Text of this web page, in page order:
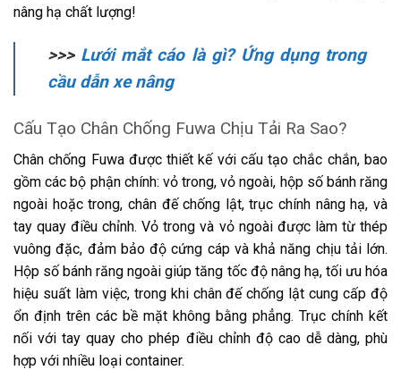
nâng hạ chất lượng!
>>> Lưới mắt cáo là gì? Ứng dụng trong
cầu dẫn xe nâng
Cấu Tạo Chân Chống Fuwa Chịu Tải Ra Sao?
Chân chống Fuwa được thiết kế với cấu tạo chắc chắn, bao
gồm các bộ phận chính: vỏ trong, vỏ ngoài, hộp số bánh răng
ngoài hoặc trong, chân đế chống lật, trục chính nâng hạ, và
tay quay điều chỉnh. Vỏ trong và vỏ ngoài được làm từ thép
vuông đặc, đảm bảo độ cứng cáp và khả năng chịu tải lớn.
Hộp số bánh răng ngoài giúp tăng tốc độ nâng hạ, tối ưu hóa
hiệu suất làm việc, trong khi chân đế chống lật cung cấp độ
ổn định trên các bề mặt không bằng phẳng. Trục chính kết
nối với tay quay cho phép điều chỉnh độ cao dễ dàng, phù
hợp với nhiều loại container.